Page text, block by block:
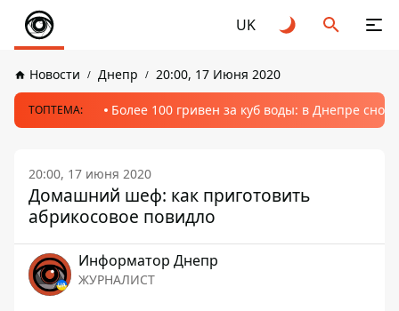
UK
Новости Днепр 20:00, 17 Июня 2020
ТОПТЕМА: Более 100 гривен за куб воды: в Днепре
20:00, 17 июня 2020
Домашний шеф: как приготовить
абрикосовое повидло
Информатор Днепр
ЖУРНАЛИСТ